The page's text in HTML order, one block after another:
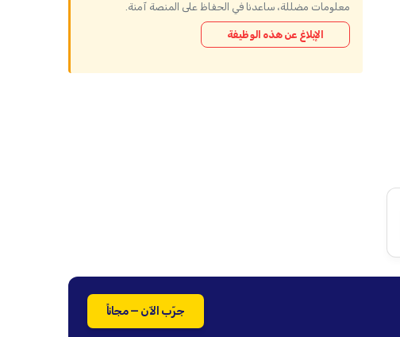
معلومات مضللة، ساعدنا في الحفاظ على المنصة آمنة.
الإبلاغ عن هذه الوظيفة
جرّب الآن — مجاناً